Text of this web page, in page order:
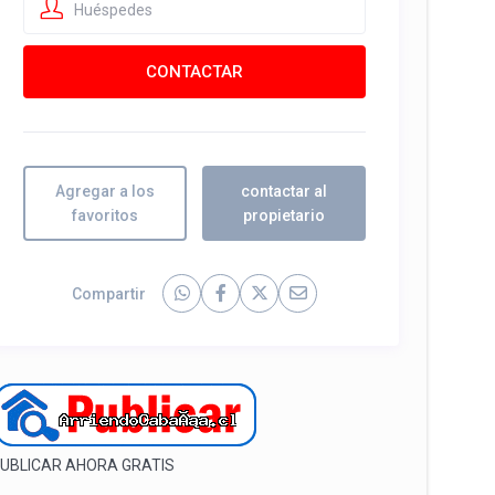
Huéspedes
Agregar a los
favoritos
contactar al
propietario
Compartir
AHORA GRATIS